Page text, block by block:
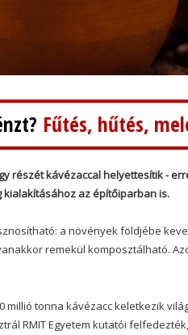
Fűtés, hűtés,
részét kávézaccal helyettesítik -
az építőiparban is.
a növények földjébe
remekül komposztálható.
millió tonna kávézacc keletkezik
RMIT Egyetem kutatói